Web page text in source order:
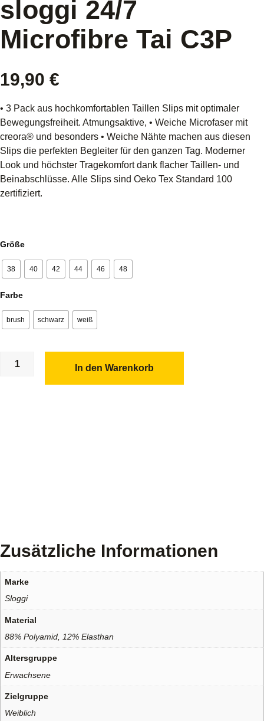
sloggi 24/7
Microfibre Tai C3P
19,90 €
• 3 Pack aus hochkomfortablen Taillen Slips mit optimaler
Bewegungsfreiheit. Atmungsaktive, • Weiche Microfaser mit
creora® und besonders • Weiche Nähte machen aus diesen
Slips die perfekten Begleiter für den ganzen Tag. Moderner
Look und höchster Tragekomfort dank flacher Taillen- und
Beinabschlüsse. Alle Slips sind Oeko Tex Standard 100
zertifiziert.
Größe
38 40 42 44 46 48
Farbe
brush schwarz weiß
24/7
In den Warenkorb
Zusätzliche Informationen
Marke
Sloggi
Material
88% Polyamid, 12% Elasthan
Altersgruppe
Erwachsene
Zielgruppe
Weiblich